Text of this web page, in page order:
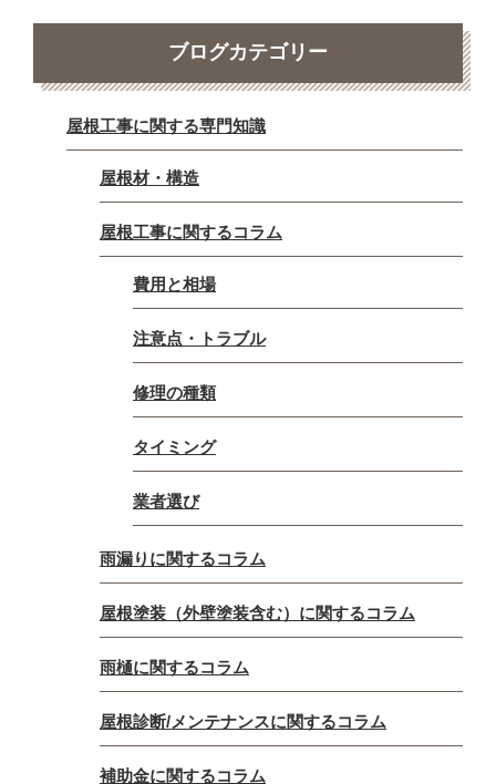
ブログカテゴリー
屋根工事に関する専門知識
屋根材・構造
屋根工事に関するコラム
費用と相場
注意点・トラブル
修理の種類
タイミング
業者選び
雨漏りに関するコラム
屋根塗装（外壁塗装含む）に関するコラム
雨樋に関するコラム
屋根診断/メンテナンスに関するコラム
補助金に関するコラム